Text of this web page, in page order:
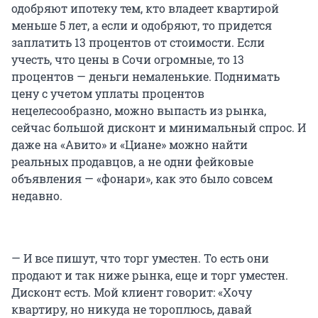
одобряют ипотеку тем, кто владеет квартирой
меньше 5 лет, а если и одобряют, то придется
заплатить 13 процентов от стоимости. Если
учесть, что цены в Сочи огромные, то 13
процентов — деньги немаленькие. Поднимать
цену с учетом уплаты процентов
нецелесообразно, можно выпасть из рынка,
сейчас большой дисконт и минимальный спрос. И
даже на «Авито» и «Циане» можно найти
реальных продавцов, а не одни фейковые
объявления — «фонари», как это было совсем
недавно.
— И все пишут, что торг уместен. То есть они
продают и так ниже рынка, еще и торг уместен.
Дисконт есть. Мой клиент говорит: «Хочу
квартиру, но никуда не тороплюсь, давай